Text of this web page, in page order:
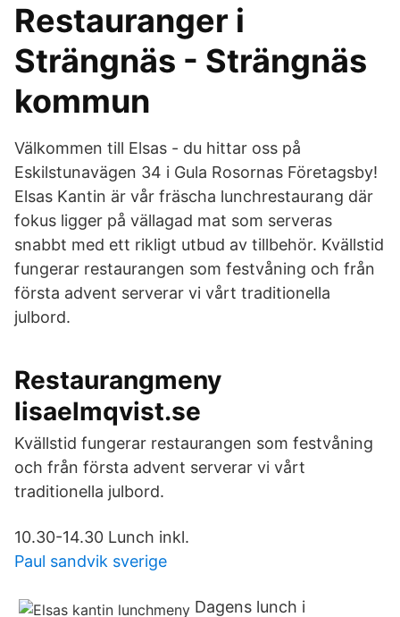
Restauranger i
Strängnäs - Strängnäs
kommun
Välkommen till Elsas - du hittar oss på
Eskilstunavägen 34 i Gula Rosornas Företagsby!
Elsas Kantin är vår fräscha lunchrestaurang där
fokus ligger på vällagad mat som serveras
snabbt med ett rikligt utbud av tillbehör. Kvällstid
fungerar restaurangen som festvåning och från
första advent serverar vi vårt traditionella
julbord.
Restaurangmeny
lisaelmqvist.se
Kvällstid fungerar restaurangen som festvåning
och från första advent serverar vi vårt
traditionella julbord.
10.30-14.30 Lunch inkl.
Paul sandvik sverige
Dagens lunch i